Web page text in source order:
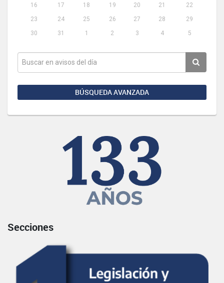
16
17 18 19 20 21
22
23
24 25 26 27 28
29
30
31 1 2 3 4 5
BÚSQUEDA AVANZADA
Secciones